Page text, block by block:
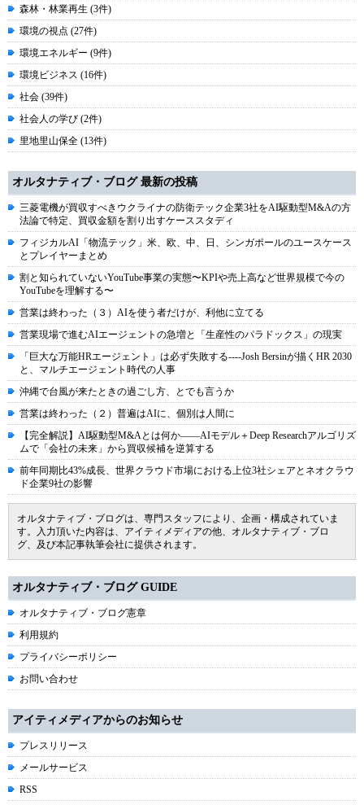
森林・林業再生 (3件)
環境の視点 (27件)
環境エネルギー (9件)
環境ビジネス (16件)
社会 (39件)
社会人の学び (2件)
里地里山保全 (13件)
オルタナティブ・ブログ 最新の投稿
三菱電機が買収すべきウクライナの防衛テック企業3社をAI駆動型M&Aの方
法論で特定、買収金額を割り出すケーススタディ
フィジカルAI「物流テック」米、欧、中、日、シンガポールのユースケース
とプレイヤーまとめ
割と知られていないYouTube事業の実態〜KPIや売上高など世界規模で今の
YouTubeを理解する〜
営業は終わった（３）AIを使う者だけが、利他に立てる
営業現場で進むAIエージェントの急増と「生産性のパラドックス」の現実
「巨大な万能HRエージェント」は必ず失敗する----Josh Bersinが描くHR 2030
と、マルチエージェント時代の人事
沖縄で台風が来たときの過ごし方、とでも言うか
営業は終わった（２）普遍はAIに、個別は人間に
【完全解説】AI駆動型M&Aとは何か――AIモデル＋Deep Researchアルゴリズ
ムで「会社の未来」から買収候補を逆算する
前年同期比43%成長、世界クラウド市場における上位3社シェアとネオクラウ
ド企業9社の影響
オルタナティブ・ブログは、専門スタッフにより、企画・構成されていま
す。入力頂いた内容は、アイティメディアの他、オルタナティブ・ブロ
グ、及び本記事執筆会社に提供されます。
オルタナティブ・ブログ GUIDE
オルタナティブ・ブログ憲章
利用規約
プライバシーポリシー
お問い合わせ
アイティメディアからのお知らせ
プレスリリース
メールサービス
RSS